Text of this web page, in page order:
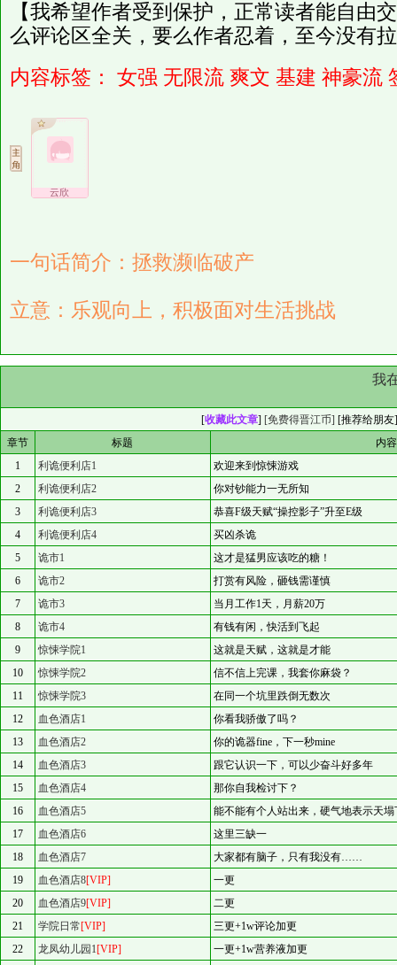
【我希望作者受到保护，正常读者能自由
么评论区全关，要么作者忍着，至今没有
内容标签：
女强 无限流 爽文 基建 神豪流
云欣
一句话简介：拯救濒临破产
立意：乐观向上，积极面对生活挑战
我
[收藏此文章] [免费得晋江币] [推荐给朋友
章节
标题
内
1
利诡便利店1
欢迎来到惊悚游戏
2
利诡便利店2
你对钞能力一无所知
3
利诡便利店3
恭喜F级天赋“操控影子”升至E级
4
利诡便利店4
买凶杀诡
5
诡市1
这才是猛男应该吃的糖！
6
诡市2
打赏有风险，砸钱需谨慎
7
诡市3
当月工作1天，月薪20万
8
诡市4
有钱有闲，快活到飞起
9
惊悚学院1
这就是天赋，这就是才能
10
惊悚学院2
信不信上完课，我套你麻袋？
11
惊悚学院3
在同一个坑里跌倒无数次
12
血色酒店1
你看我骄傲了吗？
13
血色酒店2
你的诡器fine，下一秒mine
14
血色酒店3
跟它认识一下，可以少奋斗好多年
15
血色酒店4
那你自我检讨下？
16
血色酒店5
能不能有个人站出来，硬气地表示天塌
17
血色酒店6
这里三缺一
18
血色酒店7
大家都有脑子，只有我没有……
19
血色酒店8[VIP]
一更
20
血色酒店9[VIP]
二更
21
学院日常[VIP]
三更+1w评论加更
22
龙凤幼儿园1[VIP]
一更+1w营养液加更